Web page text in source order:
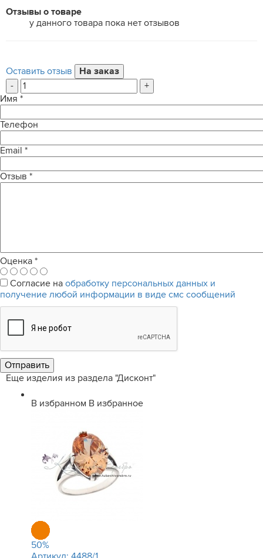
Отзывы о товаре
у данного товара пока нет отзывов
Оставить отзыв
-
+
Имя *
Телефон
Email *
Отзыв *
Оценка *
Согласие на обработку персональных данных и
получение любой информации в виде смс сообщений
Еще изделия из раздела "Дисконт"
В избранном В избранное
50%